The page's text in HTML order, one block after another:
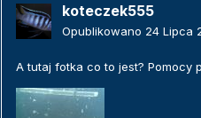
koteczek555
Opublikowano 24 Lipca
A tutaj fotka co to jest? Pomocy